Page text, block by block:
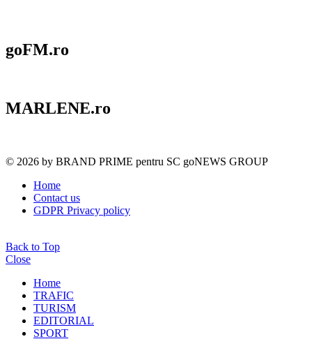
goFM.ro
MARLENE.ro
© 2026 by BRAND PRIME pentru SC goNEWS GROUP
Home
Contact us
GDPR Privacy policy
Back to Top
Close
Home
TRAFIC
TURISM
EDITORIAL
SPORT